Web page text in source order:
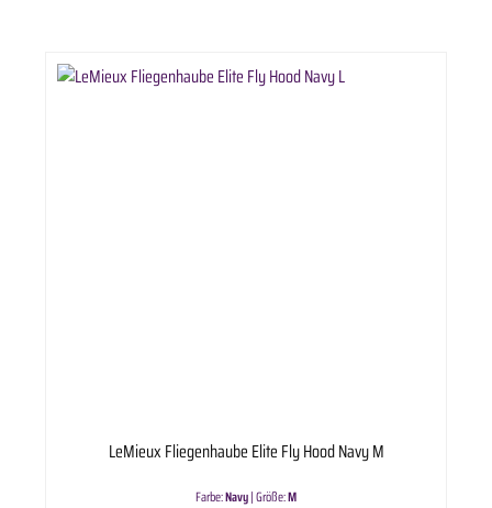
LeMieux Fliegenhaube Elite Fly Hood Navy M
Farbe:Navy|Größe:M